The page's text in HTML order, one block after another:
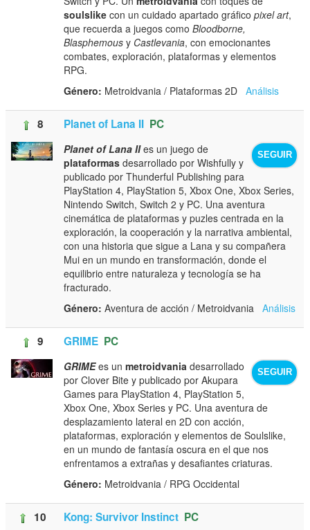
soulslike con un cuidado apartado gráficopixel art,
que recuerda a juegos comoBloodborne,
Blasphemous y Castlevania, con emocionantes
combates, exploración, plataformas y elementos
RPG.
Género: Metroidvania / Plataformas 2DAnálisis
8 Planet of Lana II PC
SEGUIR
Planet of Lana IIes un juego de
plataformas desarrollado por Wishfully y
publicado por Thunderful Publishing para
PlayStation 4, PlayStation 5, Xbox One, Xbox Series,
Nintendo Switch, Switch 2 y PC. Una aventura
cinemática de plataformas y puzles centrada en la
exploración, la cooperación y la narrativa ambiental,
con una historia que sigue a Lana y su compañera
Mui en un mundo en transformación, donde el
equilibrio entre naturaleza y tecnología se ha
fracturado.
Género: Aventura de acción / MetroidvaniaAnálisis
9 GRIME PC
SEGUIR
GRIMEes unmetroidvania desarrollado
por Clover Bite y publicado por Akupara
Games para PlayStation 4, PlayStation 5,
Xbox One, Xbox Series y PC. Una aventura de
desplazamiento lateral en 2D con acción,
plataformas, exploración y elementos de Soulslike,
en un mundo de fantasía oscura en el que nos
enfrentamos a extrañas y desafiantes criaturas.
Género: Metroidvania / RPG Occidental
10 Kong: Survivor Instinct PC